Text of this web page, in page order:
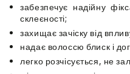
забезпечує надійну
склеєності;
захищає зачіску від
надає волоссю блиск і
легко розчісується, не